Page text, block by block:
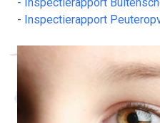
- Inspectierapport